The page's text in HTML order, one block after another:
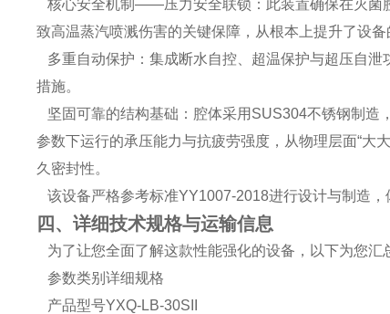
核心安全机制——压力安全联锁：此装置确保在灭菌
致高温蒸汽喷溅伤害的关键保障，从根本上提升了设备
多重自动保护：集成断水自控、超温保护与超压自
措施。
坚固可靠的结构基础：腔体采用SUS304不锈钢制造
参数下运行的承压能力与抗疲劳强度，从物理层面“大
久密封性。
该设备严格参考标准YY1007-2018进行设计与制造，
四、详细技术规格与运输信息
为了让您全面了解这款性能强化的设备，以下为您汇
参数类别详细规格
产品型号YXQ-LB-30SII